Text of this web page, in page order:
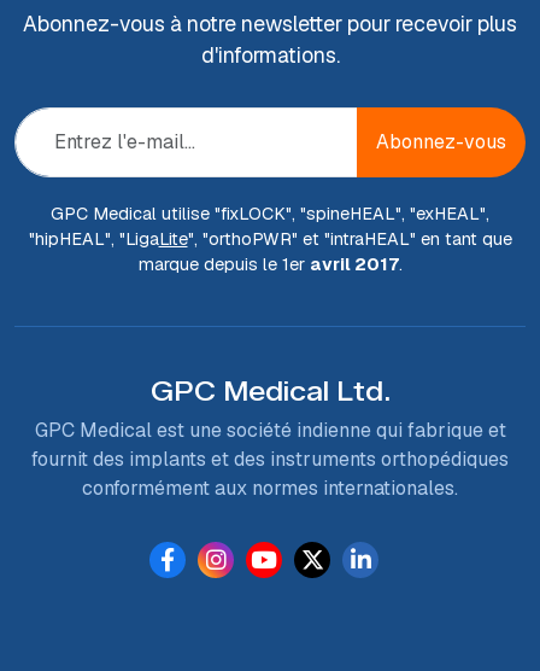
Abonnez-vous à notre newsletter pour recevoir plus
d'informations.
Abonnez-vous
GPC Medical utilise "fixLOCK", "spineHEAL", "exHEAL",
"hipHEAL", "LigaLite", "orthoPWR" et "intraHEAL" en tant que
marque depuis le 1er avril 2017.
GPC Medical Ltd.
GPC Medical est une société indienne qui fabrique et
fournit des implants et des instruments orthopédiques
conformément aux normes internationales.